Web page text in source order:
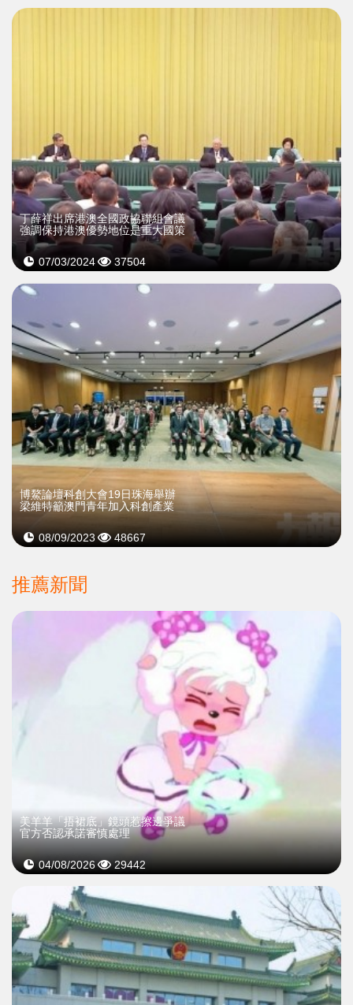
丁薛祥出席港澳全國政協聯組會議
強調保持港澳優勢地位是重大國策
07/03/2024 37504
博鰲論壇科創大會19日珠海舉辦
梁維特籲澳門青年加入科創產業
08/09/2023 48667
推薦新聞
美羊羊「捂裙底」鏡頭惹擦邊爭議
官方否認承諾審慎處理
04/08/2026 29442